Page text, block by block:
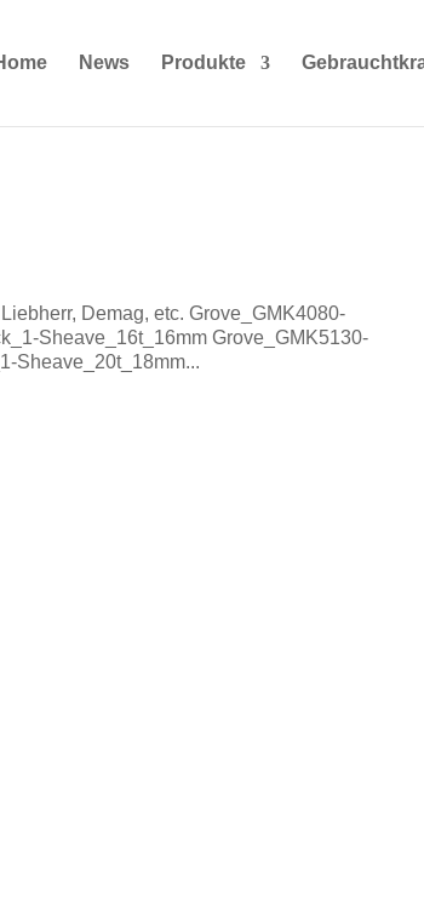
News Produkte
Demag, etc. Grove_GMK4080-
Sheave_16t_16mm Grove_GMK5130-
Sheave_20t_18mm...